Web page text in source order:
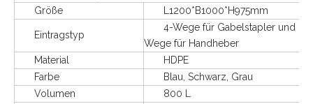
Größe
L1200*B1000*H975mm
Eintragstyp
4-Wege für Gabelstapler und 2-
Wege für Handheber
Material
HDPE
Farbe
Blau, Schwarz, Grau
Volumen
800 L